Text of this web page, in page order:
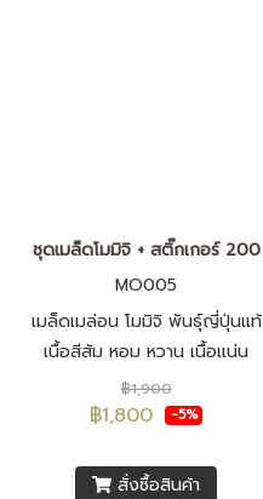
ชุดเมล็ดโมมิจิ + สติ๊กเกอร์ 200
MO005
เมล็ดเมล่อน โมมิจิ พันธุ์ญี่ปุ่นแท้
เนื้อสีส้ม หอม หวาน เนื้อแน่น
เนียน เปลือกบาง เมล็ดพันธุ์นำ
เข้าจากประเทศญี่ปุ่น F1 ทั้งหมด
ป้ายห้อย (Tag)
฿1,900
฿1,800 -5%
สั่งซื้อสินค้า